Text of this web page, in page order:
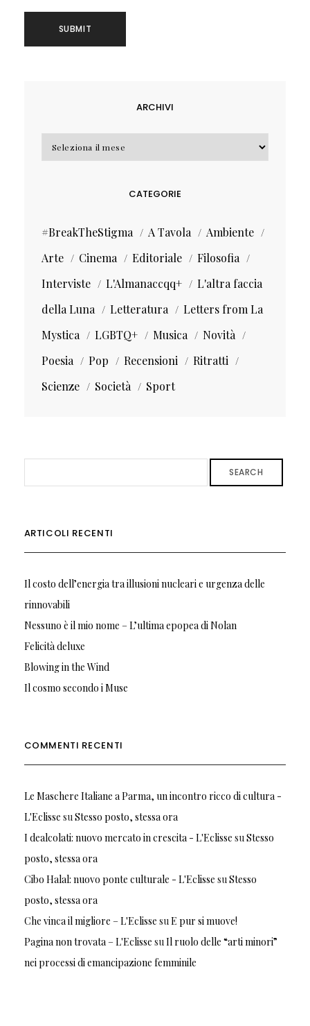
ARCHIVI
CATEGORIE
#BreakTheStigma A Tavola
Ambiente
Arte
Cinema Editoriale
Filosofia
Interviste
L'Almanaccqq+
L'altra faccia
della Luna
Letteratura
Letters from La
Mystica
LGBTQ+ Musica
Novità
Poesia
Pop Recensioni
Ritratti
Scienze
Società Sport
SEARCH
ARTICOLI RECENTI
Il costo dell’energia tra illusioni nucleari e urgenza delle
rinnovabili
Nessuno è il mio nome – L’ultima epopea di Nolan
Felicità deluxe
Blowing in the Wind
Il cosmo secondo i Muse
COMMENTI RECENTI
Le Maschere Italiane a Parma, un incontro ricco di cultura -
L'Eclisse su Stesso posto, stessa ora
I dealcolati: nuovo mercato in crescita - L'Eclisse su Stesso
posto, stessa ora
Cibo Halal: nuovo ponte culturale - L'Eclisse su Stesso
posto, stessa ora
Che vinca il migliore – L'Eclisse su E pur si muove!
Pagina non trovata – L'Eclisse su Il ruolo delle “arti minori”
nei processi di emancipazione femminile